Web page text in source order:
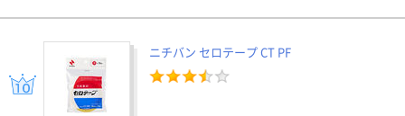
ニチバン セロテープ CT PF